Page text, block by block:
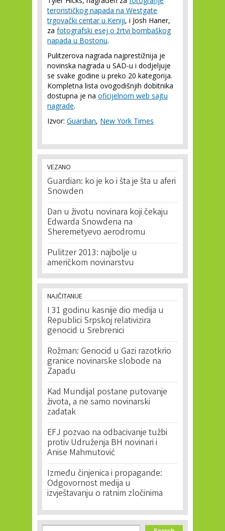
terorističkog napada na Westgate
trgovački centar u Keniji, i Josh Haner,
za fotografski esej o žrtvi bombaškog
napada u Bostonu.
Pulitzerova nagrada najprestižnija je
novinska nagrada u SAD-u i dodjeljuje
se svake godine u preko 20 kategorija.
Kompletna lista ovogodišnjih dobitnika
dostupna je na oficijelnom web sajtu
nagrade.
Izvor: Guardian, New York Times
VEZANO
Guardian: ko je ko i šta je šta u aferi
Snowden
Dan u životu novinara koji čekaju
Edwarda Snowdena na
Sheremetyevo aerodromu
Pulitzer 2013: najbolje u
američkom novinarstvu
NAJČITANIJE
I 31 godinu kasnije dio medija u
Republici Srpskoj relativizira
genocid u Srebrenici
Rožman: Genocid u Gazi razotkrio
granice novinarske slobode na
Zapadu
Kad Mundijal postane putovanje
života, a ne samo novinarski
zadatak
EFJ pozvao na odbacivanje tužbi
protiv Udruženja BH novinari i
Anise Mahmutović
Između činjenica i propagande:
Odgovornost medija u
izvještavanju o ratnim zločinima